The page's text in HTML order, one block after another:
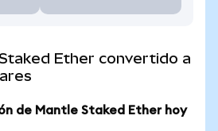
Ether convertido a
de Mantle Staked Ether hoy